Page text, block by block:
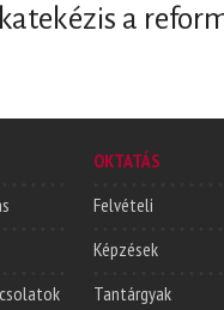
a
OKTATÁS
Felvételi
Képzések
Tantárgyak